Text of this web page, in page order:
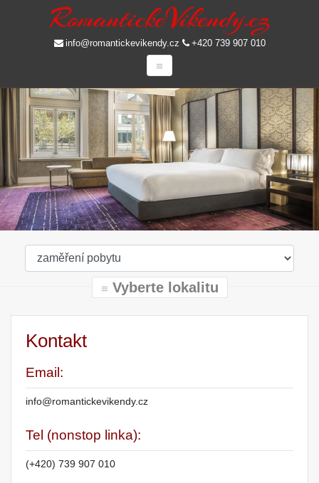
info@romantickevikendy.cz +420 739 907 010
Vyberte lokalitu
Kontakt
Email:
info@romantickevikendy.cz
Tel (nonstop linka):
(+420) 739 907 010